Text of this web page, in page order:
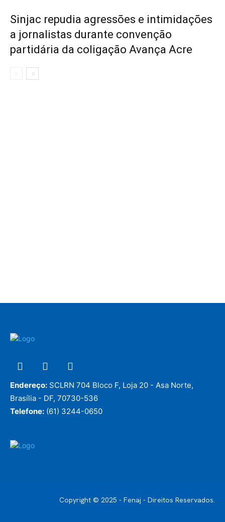
Sinjac repudia agressões e intimidações
a jornalistas durante convenção
partidária da coligação Avança Acre
Endereço: SCLRN 704 Bloco F, Loja 20 - Asa Norte,
Brasília - DF, 70730-536
Telefone: (61) 3244-0650
Copyright © 2025 - Fenaj - Direitos Reservados.